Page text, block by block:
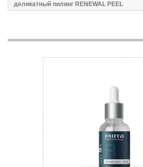
деликатный пилинг RENEWAL PEEL